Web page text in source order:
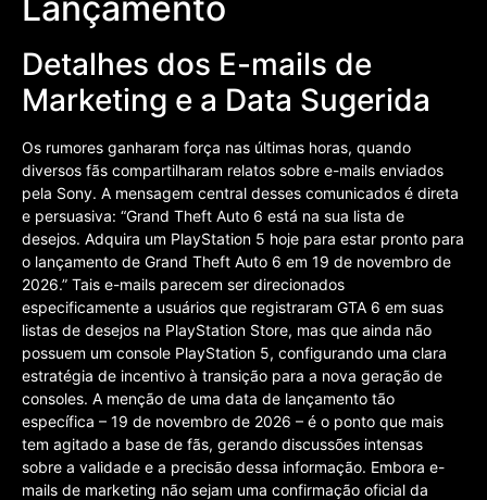
Detalhes dos E-mails de
Marketing e a Data Sugerida
Os rumores ganharam força nas últimas horas, quando
diversos fãs compartilharam relatos sobre e-mails enviados
pela Sony. A mensagem central desses comunicados é direta
e persuasiva: “Grand Theft Auto 6 está na sua lista de
desejos. Adquira um PlayStation 5 hoje para estar pronto para
o lançamento de Grand Theft Auto 6 em 19 de novembro de
2026.” Tais e-mails parecem ser direcionados
especificamente a usuários que registraram GTA 6 em suas
listas de desejos na PlayStation Store, mas que ainda não
possuem um console PlayStation 5, configurando uma clara
estratégia de incentivo à transição para a nova geração de
consoles. A menção de uma data de lançamento tão
específica – 19 de novembro de 2026 – é o ponto que mais
tem agitado a base de fãs, gerando discussões intensas
sobre a validade e a precisão dessa informação. Embora e-
mails de marketing não sejam uma confirmação oficial da